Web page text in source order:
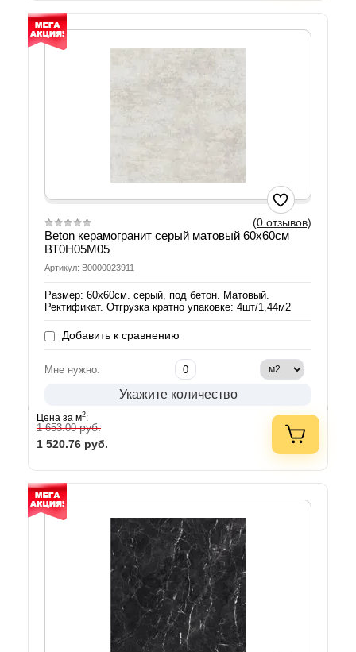
(0 отзывов)
Beton керамогранит серый матовый 60х60см
ВТ0Н05М05
Артикул: В0000023911
Размер: 60х60см. серый, под бетон. Матовый.
Ректификат. Отгрузка кратно упаковке: 4шт/1,44м2
Добавить к сравнению
Мне нужно:
Укажите количество
Цена за м2:
1 653.00руб.
1 520.76 руб.